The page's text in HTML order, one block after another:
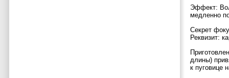
Эффект:
медленно
Секрет
Реквизит:
длины)
к пуговице